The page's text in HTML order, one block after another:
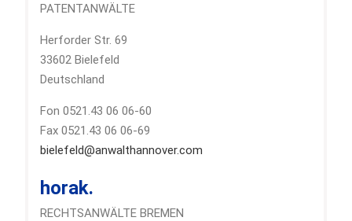
PATENTANWÄLTE
Herforder Str. 69
33602 Bielefeld
Deutschland
Fon 0521.43 06 06-60
Fax 0521.43 06 06-69
bielefeld@anwalthannover.com
horak.
RECHTSANWÄLTE BREMEN